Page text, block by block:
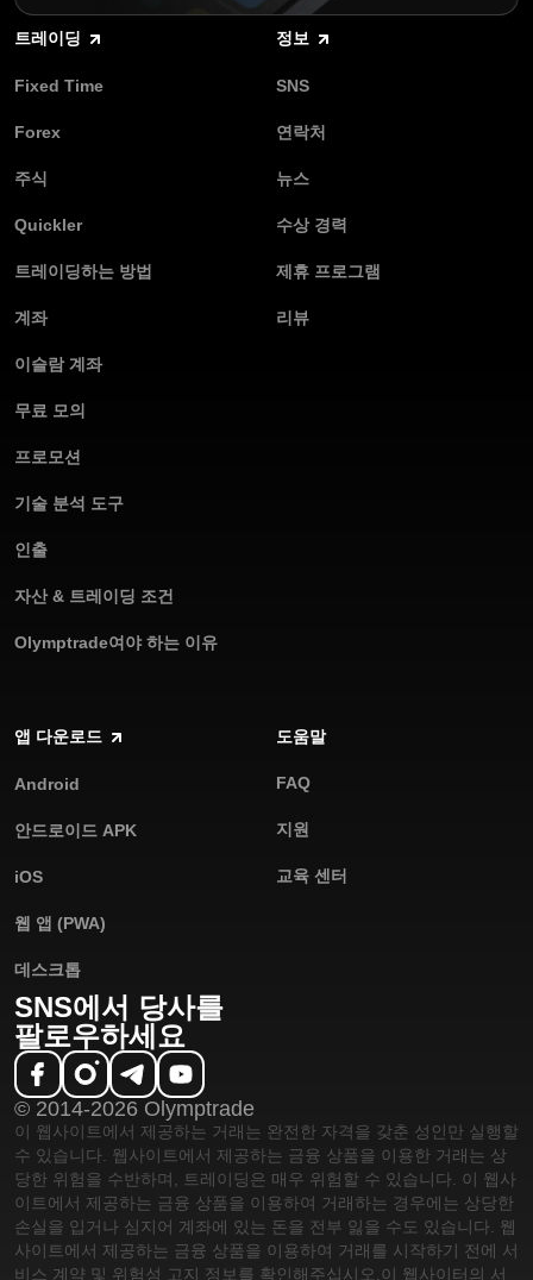
지난 10년간 Olymptrade는 지속적으로 사용자를 위해 다양
차트 도구 및 기타 위험 관리 기능들은 수백만 사용자가 자신
만의 트레이딩 여정을 개척할 수 있게 도움을 주고 있습니다.
트레이딩은 실제 시장을 경험해보지 못한 분들께 특히 어렵
게 느껴질 수 있습니다. Olymptrade같은 플랫폼은 트레이더
를 위축시키는 시장에서 도움이 됩니다.
더 보기
합이 어떻게 더 큰 금융 포용성을 향한 길을 열 수 있는지 분
입각하여 안전하게 경제적인 목표를 달성하고자 하는 이들에
할을 해왔습니다.
보기
Olymptrade와 플랫폼 트레이딩 커뮤니티는 집단적 힘이 금
Olymptrade는 사용자의 신뢰에 부응하는 환경을 조성하며
능, 도구, 성공적인 할랄 트레이딩에 중요한 전략들까지 무엇
재정적 기회가 가득한 이 세계에서, 나의 믿음을 실전 트레이
Olymptrade와 함께라면 트레이더들은 이러한 원칙을 모두
더
트레이딩
Fixed Time
Forex
주식
Quickler
트레이딩하는 방법
계좌
이슬람 계좌
무료 모의
프로모션
기술 분석 도구
인출
자산 & 트레이딩 조건
Olymptrade여야 하는 이유
정보
SNS
연락처
뉴스
수상 경력
제휴 프로그램
리뷰
앱 다운로드
Android
안드로이드 APK
iOS
웹 앱 (PWA)
데스크톱
도움말
FAQ
지원
교육 센터
SNS에서 당사를
팔로우하세요
© 2014-2026 Olymptrade
이 웹사이트에서 제공하는 거래는 완전한 자격을 갖춘 성인만 실행할
수 있습니다. 웹사이트에서 제공하는 금융 상품을 이용한 거래는 상
당한 위험을 수반하며, 트레이딩은 매우 위험할 수 있습니다. 이 웹사
이트에서 제공하는 금융 상품을 이용하여 거래하는 경우에는 상당한
손실을 입거나 심지어 계좌에 있는 돈을 전부 잃을 수도 있습니다. 웹
사이트에서 제공하는 금융 상품을 이용하여 거래를 시작하기 전에 서
비스 계약 및 위험성 고지 정보를 확인해주십시오. 이 웹사이터의 서